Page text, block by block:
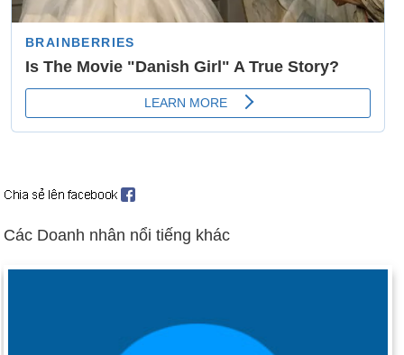
kiến ​​và báo chí, trong sự thất vọng lớn nhất của tổng thống
trong lịch sử.
Ngày 2-11 năm 1959:Thí sinh của game show 21 là Charles
Van Doren thừa nhận rằng anh đã được đưa ra các câu hỏi và
Ngày 2-11 năm 1976:Jimmy Carter đã đánh bại Gerald Ford,
Ngày 2-11 năm 1984:
bị kết án đã trở thành người phụ nữ đầu tiên bị tử hình kể từ
tính công khai đầu tiên trong nhà thờ.
Các Doanh nhân nổi tiếng khác